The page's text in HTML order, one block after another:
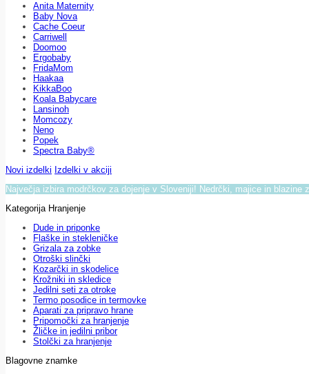
Anita Maternity
Baby Nova
Cache Coeur
Carriwell
Doomoo
Ergobaby
FridaMom
Haakaa
KikkaBoo
Koala Babycare
Lansinoh
Momcozy
Neno
Popek
Spectra Baby®
Novi izdelki Izdelki v akciji
Največja izbira modrčkov za dojenje v Sloveniji! Nedrčki, majice in blazine
Kategorija Hranjenje
Dude in priponke
Flaške in stekleničke
Grizala za zobke
Otroški slinčki
Kozarčki in skodelice
Krožniki in skledice
Jedilni seti za otroke
Termo posodice in termovke
Aparati za pripravo hrane
Pripomočki za hranjenje
Žličke in jedilni pribor
Stolčki za hranjenje
Blagovne znamke